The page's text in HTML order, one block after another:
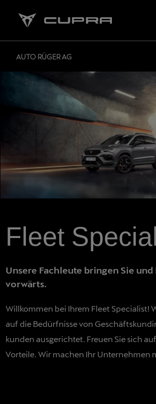
AUTO RÜGER AG
Fleet
Unsere Fachleute bringen Sie
vorwärts.
Willkommen bei Ihrem Fleet Specialist!
auf die Bedürfnisse von
kunden ausgerichtet. Freuen Sie sich
Vorteile. Wir machen Ihr Unternehmen